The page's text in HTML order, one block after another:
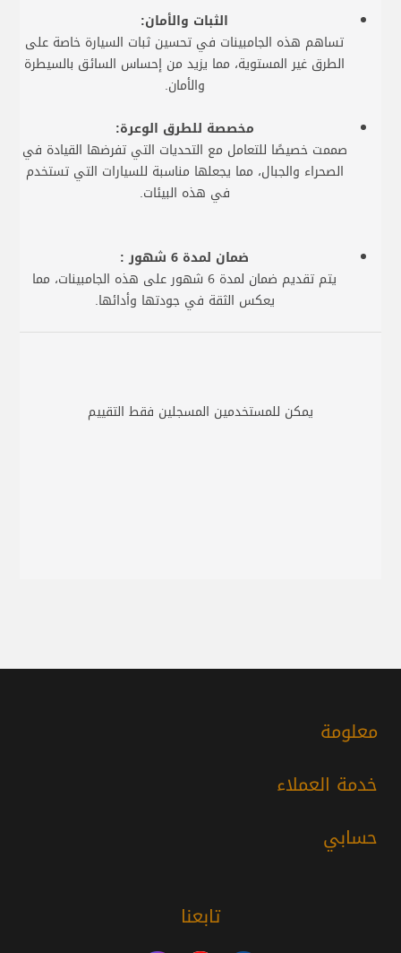
الثبات والأمان:
تساهم هذه الجامبينات في تحسين ثبات السيارة خاصة على
الطرق غير المستوية، مما يزيد من إحساس السائق بالسيطرة
والأمان.
مخصصة للطرق الوعرة:
صممت خصيصًا للتعامل مع التحديات التي تفرضها القيادة في
الصحراء والجبال، مما يجعلها مناسبة للسيارات التي تستخدم
في هذه البيئات.
ضمان لمدة 6 شهور :
يتم تقديم ضمان لمدة 6 شهور على هذه الجامبينات، مما
يعكس الثقة في جودتها وأدائها.
يمكن للمستخدمين المسجلين فقط التقييم
معلومة
خدمة العملاء
حسابي
تابعنا